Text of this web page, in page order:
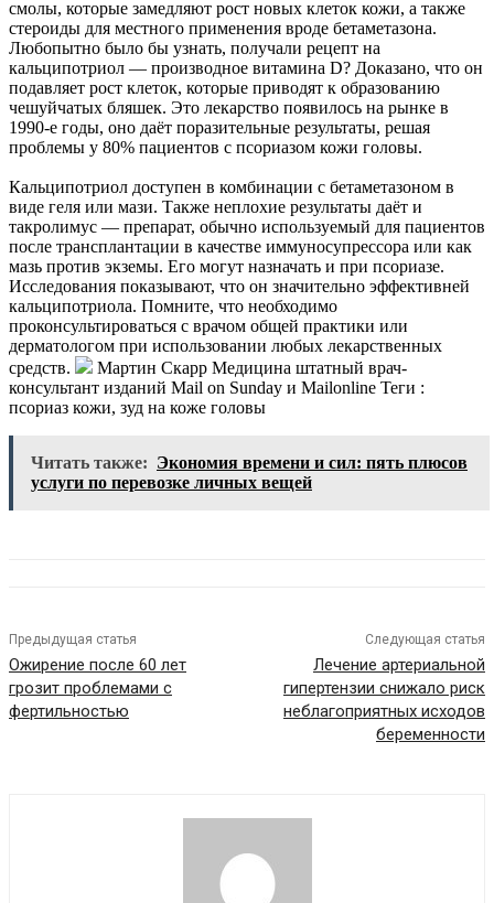
смолы, которые замедляют рост новых клеток кожи, а также
стероиды для местного применения вроде бетаметазона.
Любопытно было бы узнать, получали рецепт на
кальципотриол — производное витамина D? Доказано, что он
подавляет рост клеток, которые приводят к образованию
чешуйчатых бляшек. Это лекарство появилось на рынке в
1990-е годы, оно даёт поразительные результаты, решая
проблемы у 80% пациентов с псориазом кожи головы.
Кальципотриол доступен в комбинации с бетаметазоном в
виде геля или мази. Также неплохие результаты даёт и
такролимус — препарат, обычно используемый для пациентов
после трансплантации в качестве иммуносупрессора или как
мазь против экземы. Его могут назначать и при псориазе.
Исследования показывают, что он значительно эффективней
кальципотриола. Помните, что необходимо
проконсультироваться с врачом общей практики или
дерматологом при использовании любых лекарственных
средств.
Мартин Скарр Медицина штатный врач-
консультант изданий Mail on Sunday и Mailonline Теги :
псориаз кожи, зуд на коже головы
Читать также: Экономия времени и сил: пять плюсов
услуги по перевозке личных вещей
Предыдущая статья
Ожирение после 60 лет
грозит проблемами с
фертильностью
Следующая статья
Лечение артериальной
гипертензии снижало риск
неблагоприятных исходов
беременности